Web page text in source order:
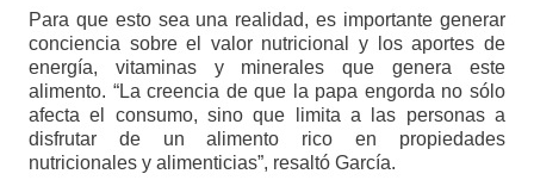
Para que esto sea una realidad, es importante generar
conciencia sobre el valor nutricional y los aportes de
energía, vitaminas y minerales que genera este
alimento. “La creencia de que la papa engorda no sólo
afecta el consumo, sino que limita a las personas a
disfrutar de un alimento rico en propiedades
nutricionales y alimenticias”, resaltó García.